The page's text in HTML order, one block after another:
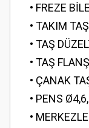
• FREZE
• TAKIM
• TAŞ
• TAŞ
• ÇANAK
• PENS
•